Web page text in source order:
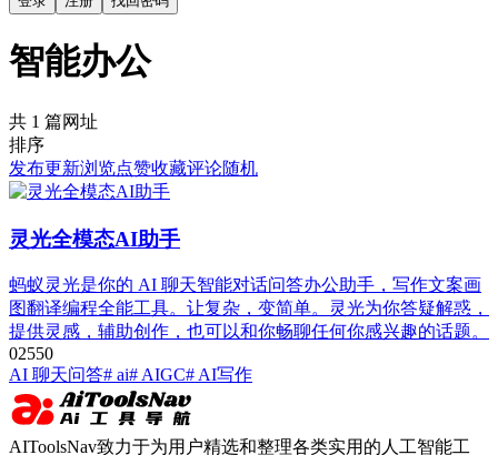
智能办公
共 1 篇网址
排序
发布更新浏览点赞收藏评论随机
灵光全模态AI助手
蚂蚁灵光是你的 AI 聊天智能对话问答办公助手，写作文案画
图翻译编程全能工具。让复杂，变简单。灵光为你答疑解惑，
提供灵感，辅助创作，也可以和你畅聊任何你感兴趣的话题。
02550
AI 聊天问答# ai# AIGC# AI写作
AIToolsNav致力于为用户精选和整理各类实用的人工智能工